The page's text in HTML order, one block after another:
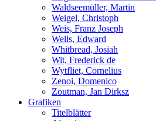
Waldseemüller, Martin
Weigel, Christoph
Weis, Franz Joseph
Wells, Edward
Whitbread, Josiah
Wit, Frederick de
Wytfliet, Cornelius
Zenoi, Domenico
Zoutman, Jan Dirksz
Grafiken
Titelblätter